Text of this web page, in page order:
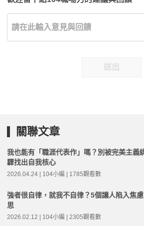
送出
關聯文章
我也能有「職涯代表作」嗎？別被完美主義
驟找出自我核心
2026.04.24 | 104小編 | 1785觀看數
強者很自律，就我不自律？5個讓人陷入焦
思
2026.02.12 | 104小編 | 2305觀看數